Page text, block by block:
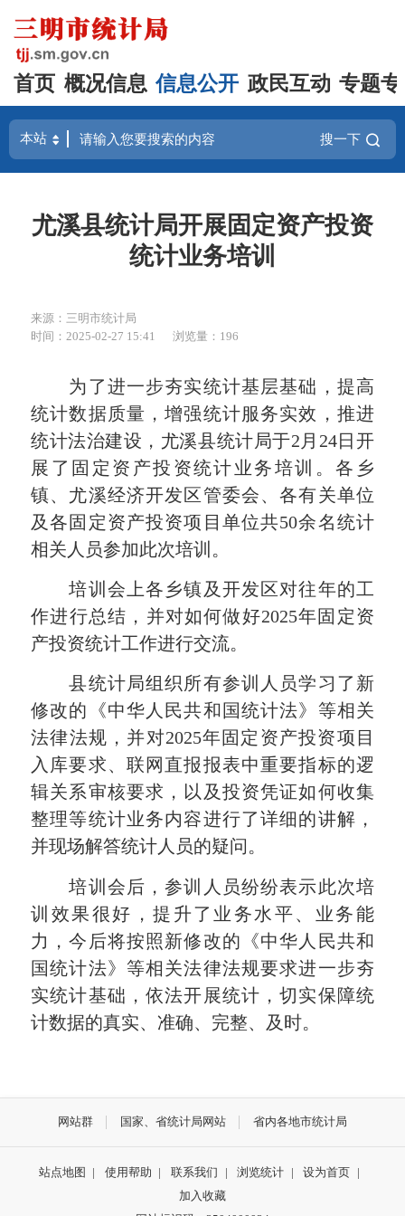
首页 概况信息 信息公开 政民互动 专题
搜一下
尤溪县统计局开展固定资产投资
统计业务培训
来源：三明市统计局
时间：2025-02-27 15:41
浏览量：196
为了进一步夯实统计基层基础，提高
统计数据质量，增强统计服务实效，推进
统计法治建设，尤溪县统计局于2月24日开
展了固定资产投资统计业务培训。各乡
镇、尤溪经济开发区管委会、各有关单位
及各固定资产投资项目单位共50余名统计
相关人员参加此次培训。
培训会上各乡镇及开发区对往年的工
作进行总结，并对如何做好2025年固定资
产投资统计工作进行交流。
县统计局组织所有参训人员学习了新
修改的《中华人民共和国统计法》等相关
法律法规，并对2025年固定资产投资项目
入库要求、联网直报报表中重要指标的逻
辑关系审核要求，以及投资凭证如何收集
整理等统计业务内容进行了详细的讲解，
并现场解答统计人员的疑问。
培训会后，参训人员纷纷表示此次培
训效果很好，提升了业务水平、业务能
力，今后将按照新修改的《中华人民共和
国统计法》等相关法律法规要求进一步夯
实统计基础，依法开展统计，切实保障统
计数据的真实、准确、完整、及时。
网站群 国家、省统计局网站 省内各地市统计局
站点地图 | 使用帮助 | 联系我们 | 浏览统计 | 设为首页 |
加入收藏